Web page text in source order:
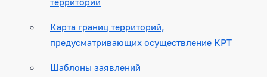
Карта границ территорий,
предусматривающих осуществление КРТ
Шаблоны заявлений